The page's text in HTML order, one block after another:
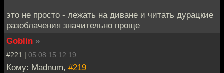
это не просто - лежать на диване и читать дурацкие
разоблачения значительно проще
Goblin »
#221 | 05.08.15 12:19
Кому: Madnum, #219